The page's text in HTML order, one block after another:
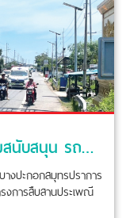
รพ.บางปะกอกสมุทรปราการ ร่วมสนับสนุน รถพยาบาล และ ทีมพยาบาลฉุกเฉิน
งปะกอกสมุทรปราการ
งการสืบสานประเพณี